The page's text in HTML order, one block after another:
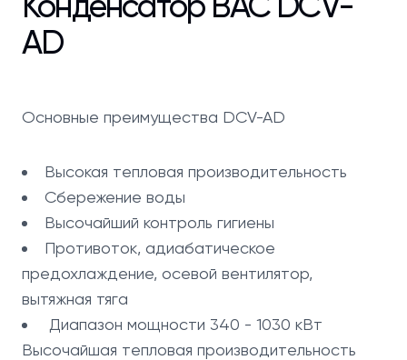
AD
Основные преимущества DCV-AD
Высокая тепловая производительность
Сбережение воды
Высочайший контроль гигиены
Противоток, адиабатическое
предохлаждение, осевой вентилятор,
вытяжная тяга
Диапазон мощности 340 - 1030 кВт
Высочайшая тепловая производительность